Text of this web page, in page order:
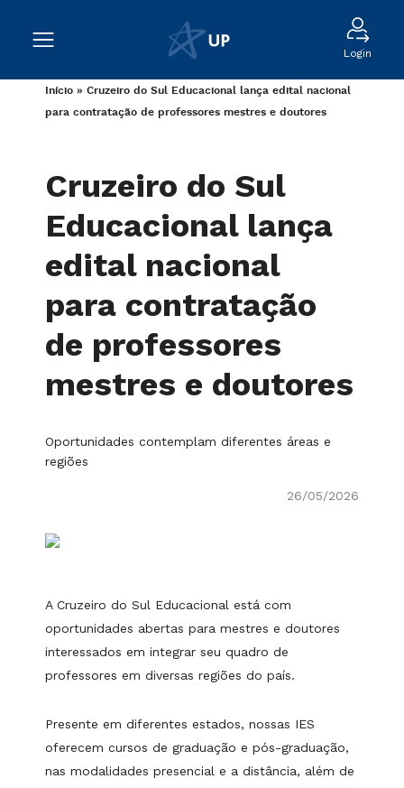
Login
Início » Cruzeiro do Sul Educacional lança edital nacional
para contratação de professores mestres e doutores
Cruzeiro do Sul
Educacional lança
edital nacional
para contratação
de professores
mestres e doutores
Oportunidades contemplam diferentes áreas e
regiões
26/05/2026
A Cruzeiro do Sul Educacional está com
oportunidades abertas para mestres e doutores
interessados em integrar seu quadro de
professores em diversas regiões do país.
Presente em diferentes estados, nossas IES
oferecem cursos de graduação e pós-graduação,
nas modalidades presencial e a distância, além de